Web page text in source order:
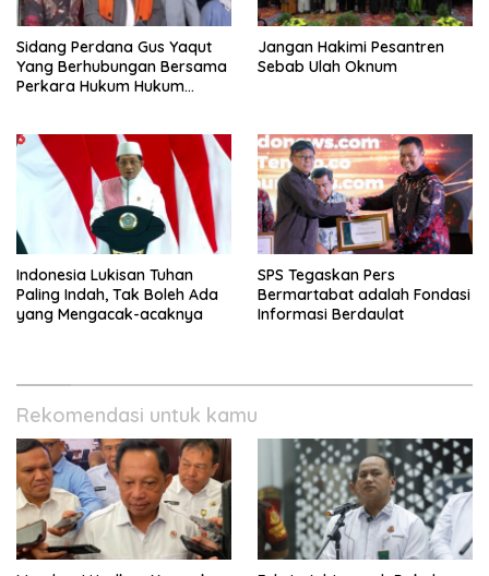
Sidang Perdana Gus Yaqut
Yang Berhubungan Bersama
Perkara Hukum Hukum
Jangan Hakimi Pesantren
Sebab Ulah Oknum
Indonesia Lukisan Tuhan
Paling Indah, Tak Boleh Ada
yang Mengacak-acaknya
SPS Tegaskan Pers
Bermartabat adalah Fondasi
Informasi Berdaulat
Rekomendasi untuk kamu